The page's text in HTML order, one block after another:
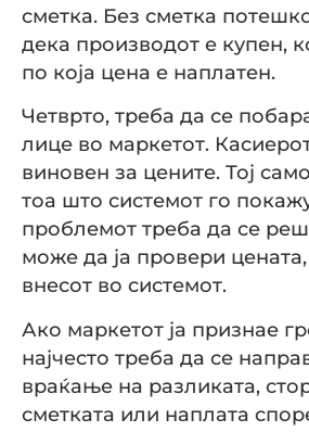
сметка. Без сметка
дека производот е купен,
по која цена е наплатен.
Четврто, треба да се
лице во маркетот.
виновен за цените. Тој
тоа што системот го
проблемот треба да се
може да ја провери цената,
внесот во системот.
Ако маркетот ја признае
најчесто треба да се
враќање на разликата,
сметката или наплата